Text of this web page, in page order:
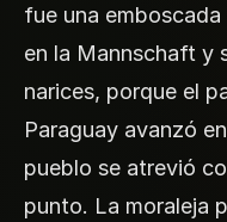
fue una
en la Mannschaft y
narices, porque el
Paraguay avanzó
pueblo se atrevió
punto. La moraleja